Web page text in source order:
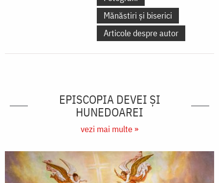
Mănăstiri și biserici
Articole despre autor
EPISCOPIA DEVEI ŞI
HUNEDOAREI
vezi mai multe »